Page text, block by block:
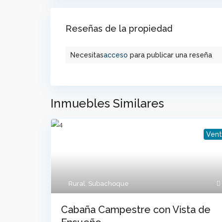
Reseñas de la propiedad
Necesitasacceso para publicar una reseña
Inmuebles Similares
Rural, Subachoque
Cabaña Campestre con Vista de
+57 3106887955
jhon.m@grupomc.co